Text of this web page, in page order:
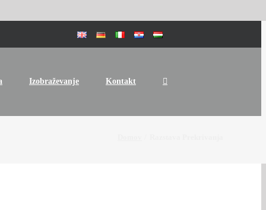
Izobraževanje Kontakt